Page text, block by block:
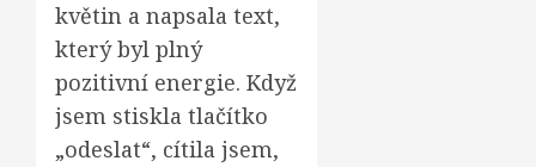
květin a napsala text,
který byl plný
pozitivní energie. Když
jsem stiskla tlačítko
„odeslat“, cítila jsem,